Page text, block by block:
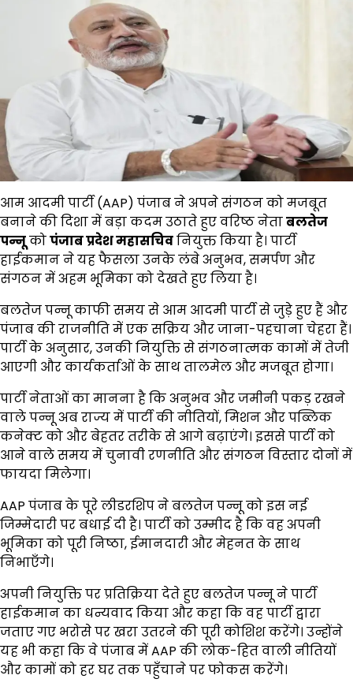
आम आदमी पार्टी (AAP) पंजाब ने अपने संगठन को मजबूत
बनाने की दिशा में बड़ा कदम उठाते हुए वरिष्ठ नेताबलतेज
पन्नूकोपंजाब प्रदेश महासचिवनियुक्त किया है। पार्टी
हाईकमान ने यह फैसला उनके लंबे अनुभव, समर्पण और
संगठन में अहम भूमिका को देखते हुए लिया है।
बलतेज पन्नू काफी समय से आम आदमी पार्टी से जुड़े हुए हैं और
पंजाब की राजनीति में एक सक्रिय और जाना-पहचाना चेहरा हैं।
पार्टी के अनुसार, उनकी नियुक्ति से संगठनात्मक कामों में तेजी
आएगी और कार्यकर्ताओं के साथ तालमेल और मजबूत होगा।
पार्टी नेताओं का मानना है कि अनुभव और जमीनी पकड़ रखने
वाले पन्नू अब राज्य में पार्टी की नीतियों, मिशन और पब्लिक
कनेक्ट को और बेहतर तरीके से आगे बढ़ाएंगे। इससे पार्टी को
आने वाले समय में चुनावी रणनीति और संगठन विस्तार दोनों में
फायदा मिलेगा।
AAP पंजाब के पूरे लीडरशिप ने बलतेज पन्नू को इस नई
जिम्मेदारी पर बधाई दी है। पार्टी को उम्मीद है कि वह अपनी
भूमिका को पूरी निष्ठा, ईमानदारी और मेहनत के साथ
निभाएँगे।
अपनी नियुक्ति पर प्रतिक्रिया देते हुए बलतेज पन्नू ने पार्टी
हाईकमान का धन्यवाद किया और कहा कि वह पार्टी द्वारा
जताए गए भरोसे पर खरा उतरने की पूरी कोशिश करेंगे। उन्होंने
यह भी कहा कि वे पंजाब में AAP की लोक-हित वाली नीतियों
और कामों को हर घर तक पहुँचाने पर फोकस करेंगे।